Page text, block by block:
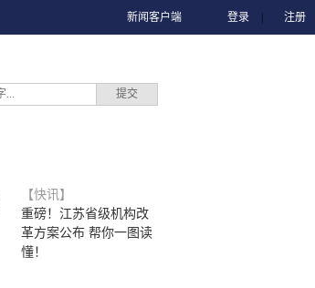
新闻客户端 登录 注册
【快讯】
重磅！江苏省级机构改
革方案公布 帮你一图读
懂！